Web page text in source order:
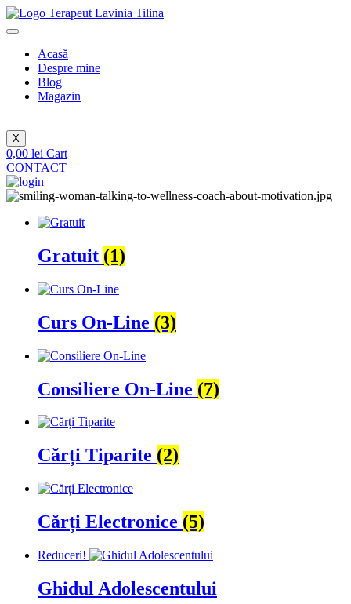
Sari
la
Acasă
Despre mine
Blog
Magazin
X
0,00 lei Cart
CONTACT
Gratuit (1)
Curs On-Line (3)
Consiliere On-Line (7)
Cărți Tiparite (2)
Cărți Electronice (5)
Reduceri!
Ghidul Adolescentului